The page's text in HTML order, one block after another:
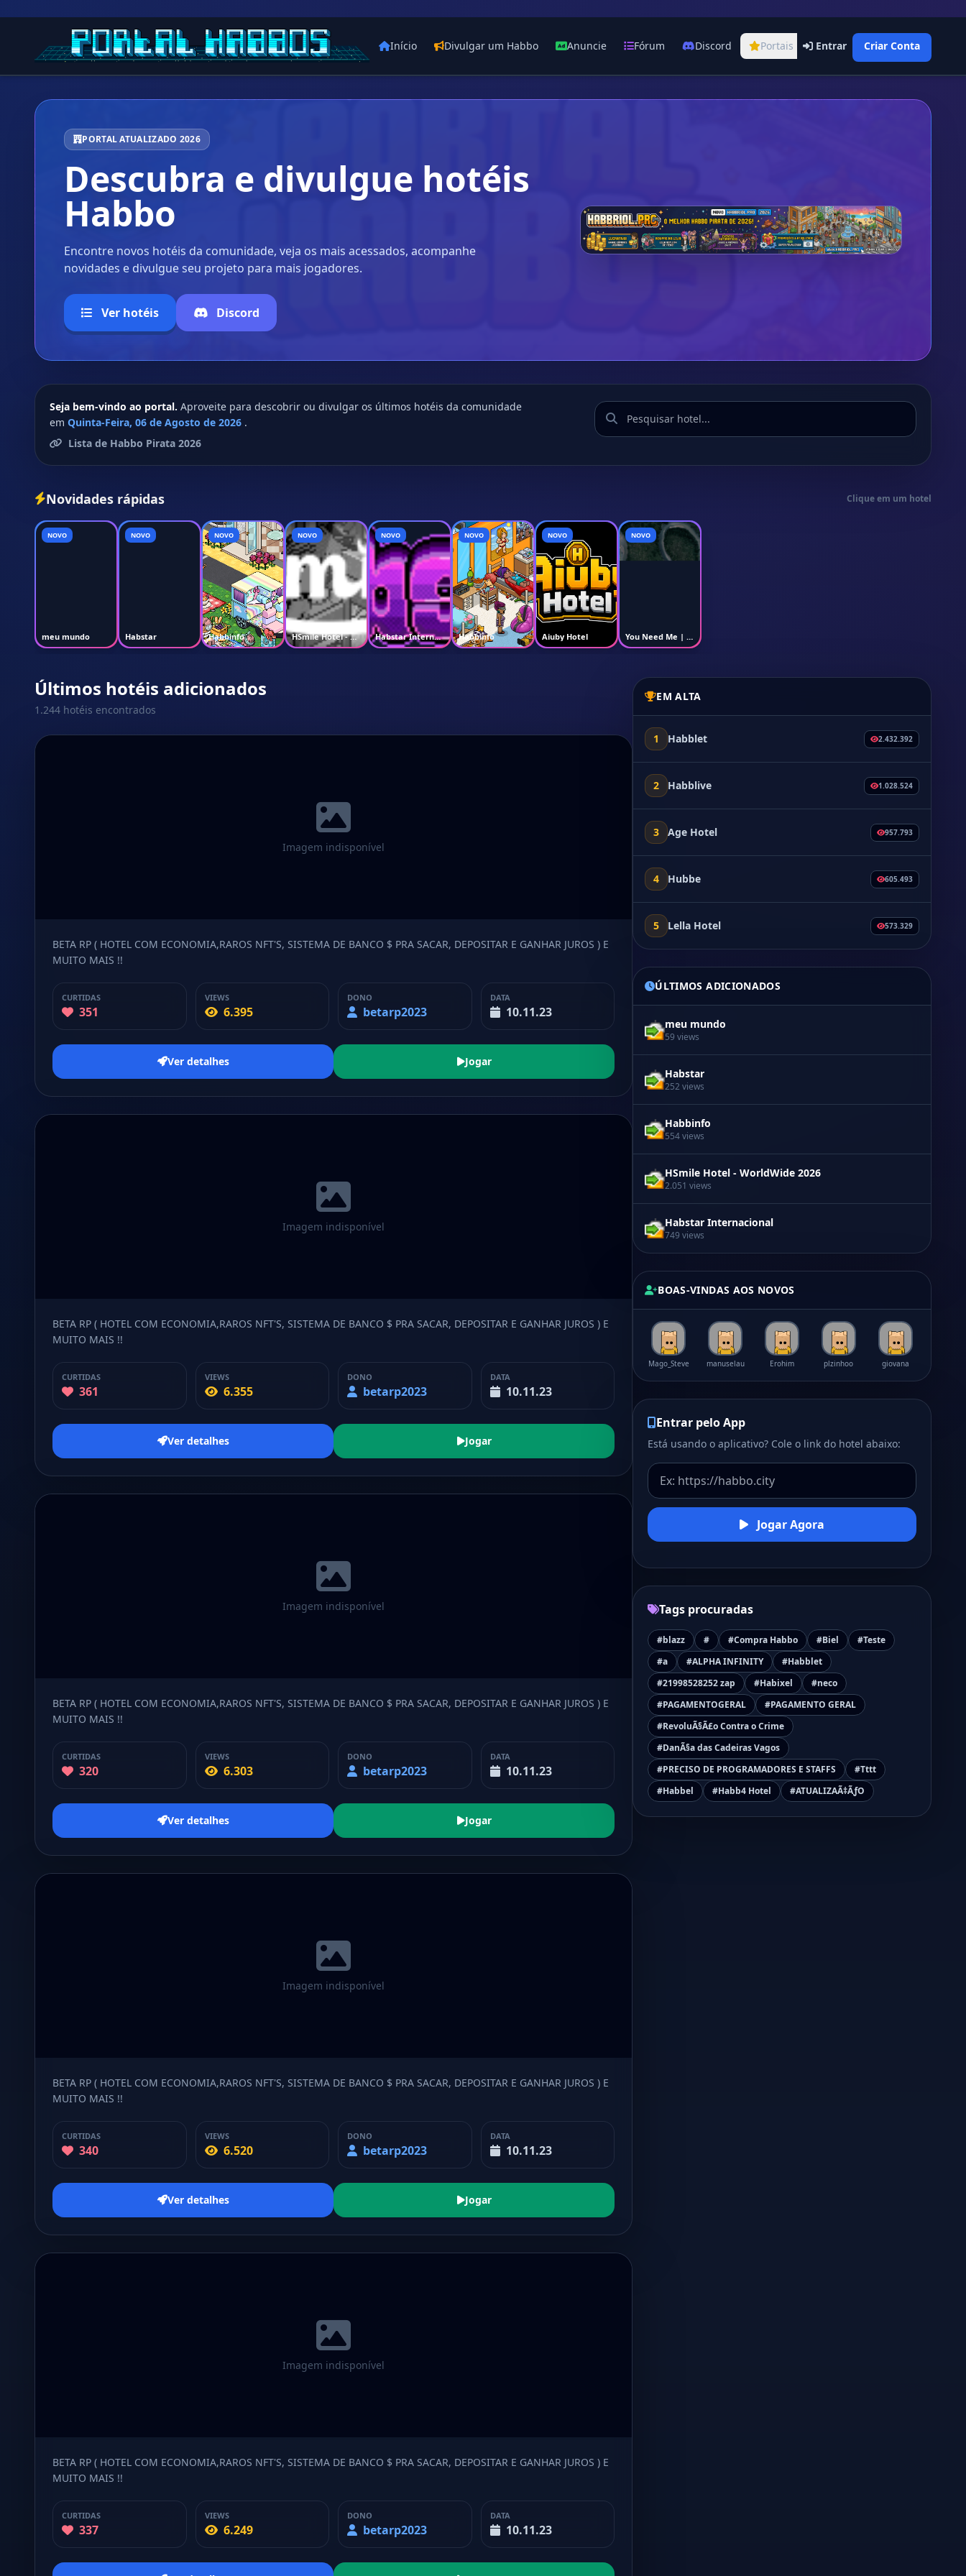
Início Divulgar um Habbo Anuncie Fórum Discord Portais Entrar Criar Conta
PORTAL ATUALIZADO 2026
Descubra e divulgue hotéis
Habbo
Encontre novos hotéis da comunidade, veja os mais acessados, acompanhe
novidades e divulgue seu projeto para mais jogadores.
Ver hotéis Discord
Seja bem-vindo ao portal. Aproveite para descobrir ou divulgar os últimos hotéis da comunidade
em Quinta-Feira, 06 de Agosto de 2026 .
Lista de Habbo Pirata 2026
Novidades rápidas Clique em um hotel
NOVO
meu mundo
NOVO
Habstar
NOVO
Habbinfo
NOVO
HSmile Hotel - WorldWide 2026
NOVO
Habstar Internacional
NOVO
Habbinfo
NOVO
Aiuby Hotel
NOVO
You Need Me | Não é mesmo né? Já acredita agora?
Últimos hotéis adicionados
1.244 hotéis encontrados
Imagem indisponível
BETA RP ( HOTEL COM ECONOMIA,RAROS NFT'S, SISTEMA DE BANCO $ PRA SACAR, DEPOSITAR E GANHAR JUROS ) E
MUITO MAIS !!
CURTIDAS
351
VIEWS
6.395
DONO
betarp2023
DATA
10.11.23
Ver detalhes Jogar
Imagem indisponível
BETA RP ( HOTEL COM ECONOMIA,RAROS NFT'S, SISTEMA DE BANCO $ PRA SACAR, DEPOSITAR E GANHAR JUROS ) E
MUITO MAIS !!
CURTIDAS
361
VIEWS
6.355
DONO
betarp2023
DATA
10.11.23
Ver detalhes Jogar
Imagem indisponível
BETA RP ( HOTEL COM ECONOMIA,RAROS NFT'S, SISTEMA DE BANCO $ PRA SACAR, DEPOSITAR E GANHAR JUROS ) E
MUITO MAIS !!
CURTIDAS
320
VIEWS
6.303
DONO
betarp2023
DATA
10.11.23
Ver detalhes Jogar
Imagem indisponível
BETA RP ( HOTEL COM ECONOMIA,RAROS NFT'S, SISTEMA DE BANCO $ PRA SACAR, DEPOSITAR E GANHAR JUROS ) E
MUITO MAIS !!
CURTIDAS
340
VIEWS
6.520
DONO
betarp2023
DATA
10.11.23
Ver detalhes Jogar
Imagem indisponível
BETA RP ( HOTEL COM ECONOMIA,RAROS NFT'S, SISTEMA DE BANCO $ PRA SACAR, DEPOSITAR E GANHAR JUROS ) E
MUITO MAIS !!
CURTIDAS
337
VIEWS
6.249
DONO
betarp2023
DATA
10.11.23
EM ALTA
1 Habblet 2.432.392
2 Habblive 1.028.524
3 Age Hotel 957.793
4 Hubbe 605.493
5 Lella Hotel 573.329
ÚLTIMOS ADICIONADOS
meu mundo
59 views
Habstar
252 views
Habbinfo
554 views
HSmile Hotel - WorldWide 2026
2.051 views
Habstar Internacional
749 views
BOAS-VINDAS AOS NOVOS
Mago_Steve manuselau Erohim plzinhoo giovana
Entrar pelo App
Está usando o aplicativo? Cole o link do hotel abaixo:
Jogar Agora
Tags procuradas
#blazz # #Compra Habbo #Biel
#Teste
#a
#ALPHA INFINITY
#Habblet
#21998528252 zap
#Habixel
#neco
#PAGAMENTOGERAL
#PAGAMENTO GERAL
#RevoluÃ§Ã£o Contra o Crime
#DanÃ§a das Cadeiras Vagos
#PRECISO DE PROGRAMADORES E STAFFS
#Tttt
#Habbel
#Habb4 Hotel #ATUALIZAÃ‡ÃƒO